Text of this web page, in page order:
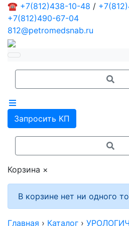
☎ +7(812)438-10-48 /
+7(812)490-67-04
812@petromedsnab.ru
Запросить КП
Корзина ×
В корзине нет ни одного
Главная › Каталог ›